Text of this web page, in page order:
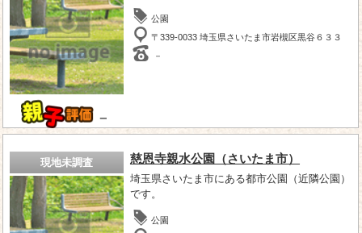
－
公園
〒339-0033 埼玉県さいたま市岩槻区黒谷６３３
－
現地未調査 慈恩寺親水公園（さいたま市）
埼玉県さいたま市にある都市公園（近隣公園）
です。
公園